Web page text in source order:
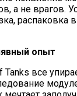
а не врагов.
распаковка
опыт
Tanks все